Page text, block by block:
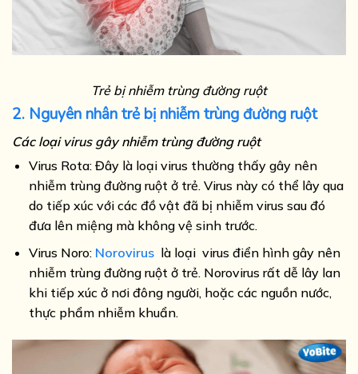
Trẻ bị nhiễm trùng đường ruột
2. Nguyên nhân trẻ bị nhiễm trùng đường ruột
Các loại virus gây nhiễm trùng đường ruột
Virus Rota: Đây là loại virus thường thấy gây nên
nhiễm trùng đường ruột ở trẻ. Virus này có thể lây qua
do tiếp xúc với các đồ vật đã bị nhiễm virus sau đó
đưa lên miệng mà không vệ sinh trước.
Virus Noro: Noroviruslà loại virus điển hình gây nên
nhiễm trùng đường ruột ở trẻ. Norovirus rất dễ lây lan
khi tiếp xúc ở nơi đông người, hoặc các nguồn nước,
thực phẩm nhiễm khuẩn.